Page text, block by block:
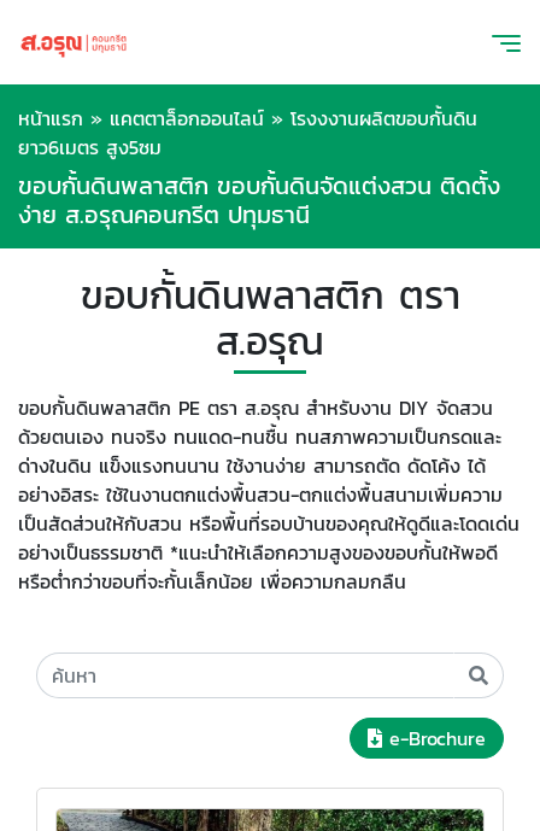
หน้าแรก » แคตตาล็อกออนไลน์ » โรงงงานผลิตขอบกั้นดิน
ยาว6เมตร สูง5ซม
ขอบกั้นดินพลาสติก ขอบกั้นดินจัดแต่งสวน ติดตั้ง
ง่าย ส.อรุณคอนกรีต ปทุมธานี
ขอบกั้นดินพลาสติก ตรา
ส.อรุณ
ขอบกั้นดินพลาสติก PE ตรา ส.อรุณ สำหรับงาน DIY จัดสวน
ด้วยตนเอง ทนจริง ทนแดด-ทนชื้น ทนสภาพความเป็นกรดและ
ด่างในดิน แข็งแรงทนนาน ใช้งานง่าย สามารถตัด ดัดโค้ง ได้
อย่างอิสระ ใช้ในงานตกแต่งพื้นสวน-ตกแต่งพื้นสนามเพิ่มความ
เป็นสัดส่วนให้กับสวน หรือพื้นที่รอบบ้านของคุณให้ดูดีและโดดเด่น
อย่างเป็นธรรมชาติ *แนะนำให้เลือกความสูงของขอบกั้นให้พอดี
หรือต่ำกว่าขอบที่จะกั้นเล็กน้อย เพื่อความกลมกลืน
e-Brochure